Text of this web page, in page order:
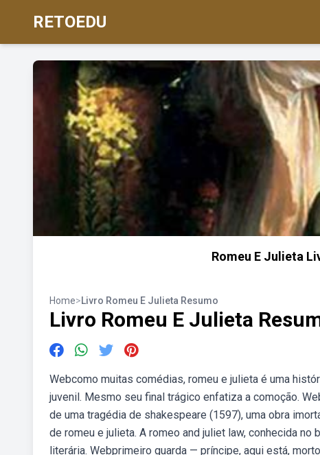
RETOEDU
Romeu E Julieta
Home>Livro Romeu E Julieta Resumo
Livro Romeu E Julieta
Webcomo muitas comédias, romeu e julieta é uma
juvenil. Mesmo seu final trágico enfatiza a comoção.
de uma tragédia de shakespeare (1597), uma obra
de romeu e julieta. A romeo and juliet law, conhecida
literária. Webprimeiro guarda — príncipe, aqui está,